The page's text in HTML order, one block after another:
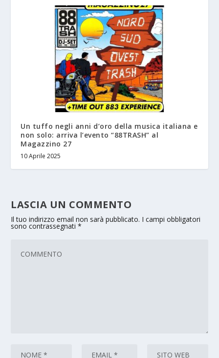
Un tuffo negli anni d’oro della musica italiana e
non solo: arriva l’evento “88TRASH” al
Magazzino 27
10 Aprile 2025
LASCIA UN COMMENTO
Il tuo indirizzo email non sarà pubblicato. I campi obbligatori
sono contrassegnati*